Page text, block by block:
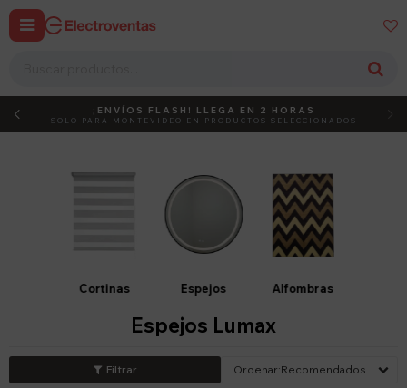
 
DEBUT ACTIVÁ EL CÓDIGO
¡ENVÍOS FLASH! LLEGA EN 2 HORAS
SOLO PARA MONTEVIDEO EN PRODUCTOS SELECCIONADOS
Cortinas Espejos Alfombras
Espejos Lumax
Recomendados